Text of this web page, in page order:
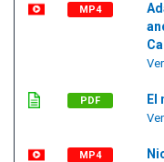
MP4
PDF El
MP4